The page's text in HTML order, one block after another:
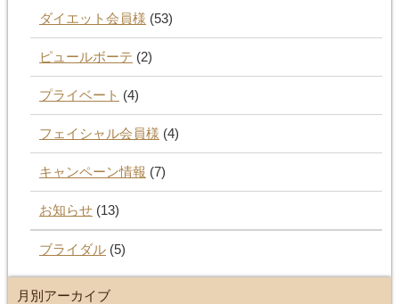
ダイエット会員様 (53)
ピュールボーテ (2)
プライベート (4)
フェイシャル会員様 (4)
キャンペーン情報 (7)
お知らせ(13)
ブライダル(5)
月別アーカイブ